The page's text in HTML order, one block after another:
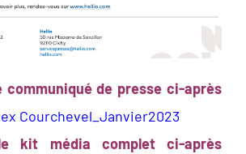
communiqué de presse ci-après
Courchevel_Janvier2023
kit média complet ci-après